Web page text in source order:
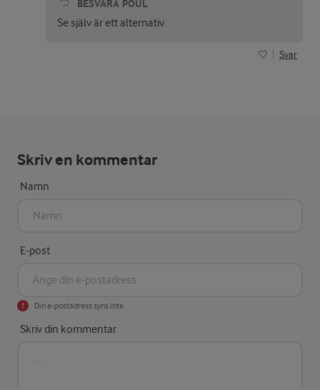
BESVARA POUL
Se själv är ett alternativ.
Svar
Skriv en kommentar
Namn
E-post
Din e-postadress syns inte
Skriv din kommentar